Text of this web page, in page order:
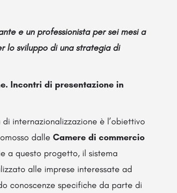
e un professionista per sei mesi a
lo sviluppo di una strategia di
Incontri di presentazione in
internazionalizzazione è l’obiettivo
dalle Camere di commercio
a questo progetto, il sistema
alle imprese interessate ad
conoscenze specifiche da parte di